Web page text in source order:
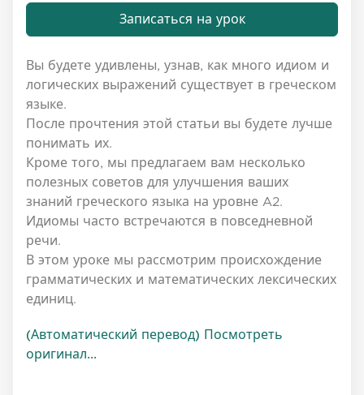
Записаться на урок
Вы будете удивлены, узнав, как много идиом и
логических выражений существует в греческом
языке.
После прочтения этой статьи вы будете лучше
понимать их.
Кроме того, мы предлагаем вам несколько
полезных советов для улучшения ваших
знаний греческого языка на уровне A2.
Идиомы часто встречаются в повседневной
речи.
В этом уроке мы рассмотрим происхождение
грамматических и математических лексических
единиц.
(Автоматический перевод) Посмотреть
оригинал...